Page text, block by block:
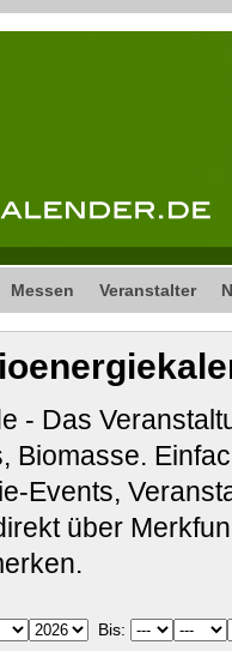
Messen Veranstalter
- Das
Biomasse.
Events,
über
Bis: